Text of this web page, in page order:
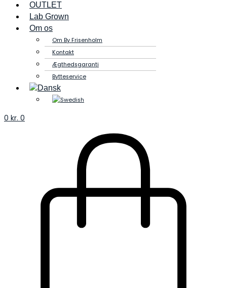
OUTLET
Lab Grown
Om os
Om By Frisenholm
Kontakt
Ægthedsgaranti
Bytteservice
0 kr. 0